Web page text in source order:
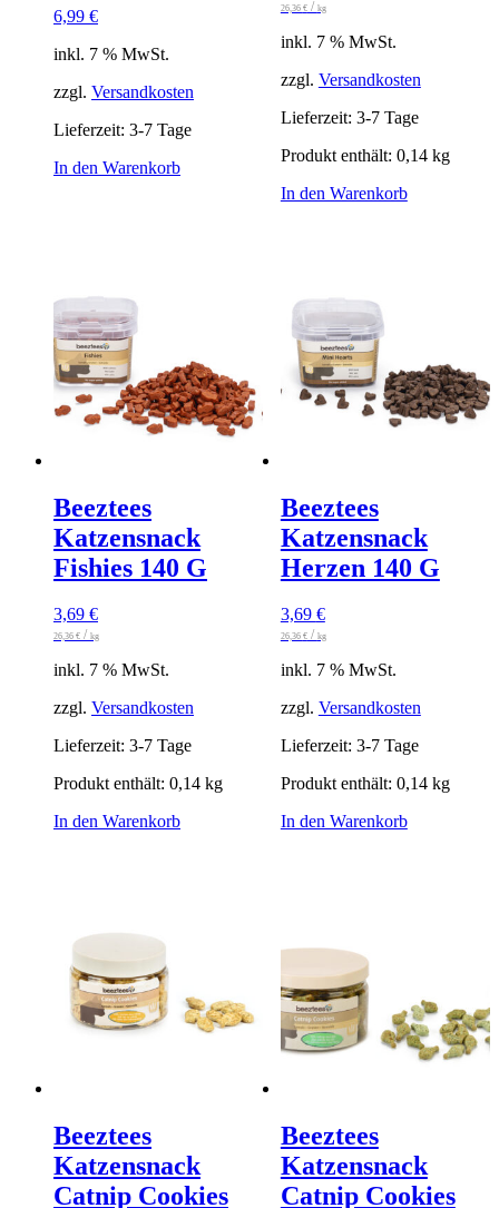
6,99 €
inkl. 7 % MwSt.
zzgl. Versandkosten
Lieferzeit: 3-7 Tage
In den Warenkorb
26,36 €/ kg
inkl. 7 % MwSt.
zzgl. Versandkosten
Lieferzeit: 3-7 Tage
Produkt enthält: 0,14 kg
In den Warenkorb
Beeztees
Katzensnack
Fishies 140 G
3,69 €
26,36 € / kg
inkl. 7 % MwSt.
zzgl. Versandkosten
Lieferzeit: 3-7 Tage
Produkt enthält: 0,14 kg
In den Warenkorb
Beeztees
Katzensnack
Herzen 140 G
3,69 €
26,36 €/ kg
inkl. 7 % MwSt.
zzgl. Versandkosten
Lieferzeit: 3-7 Tage
Produkt enthält: 0,14 kg
In den Warenkorb
Beeztees
Katzensnack
Catnip Cookies
Beeztees
Katzensnack
Catnip Cookies